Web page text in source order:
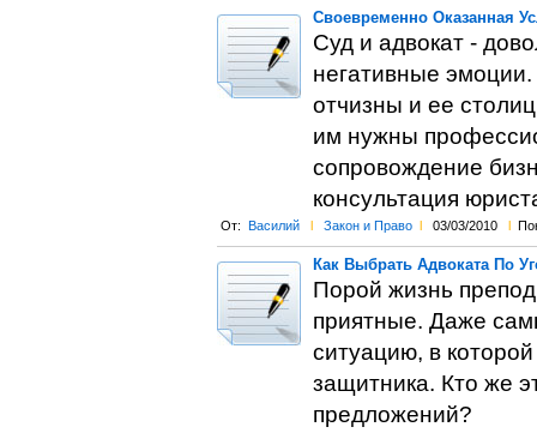
Своевременно Оказанная
Суд и адвокат -
негативные
отчизны и ее
им нужны
сопровождение
консультация
От: Василий l Закон и Право l 03/03/2010 l
Как Выбрать Адвоката По
Порой жизнь
приятные. Даже
ситуацию, в
защитника. Кто же
предложений?